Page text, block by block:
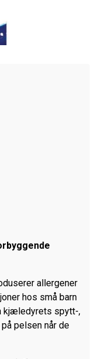
allergener
hos små barn
kjæledyrets spytt-,
pelsen når de